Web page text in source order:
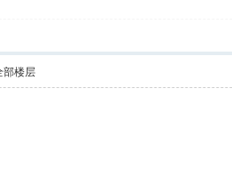
部楼层